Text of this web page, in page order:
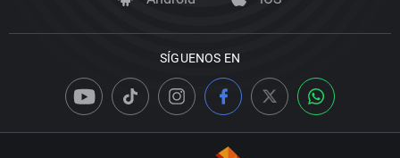
SÍGUENOS EN